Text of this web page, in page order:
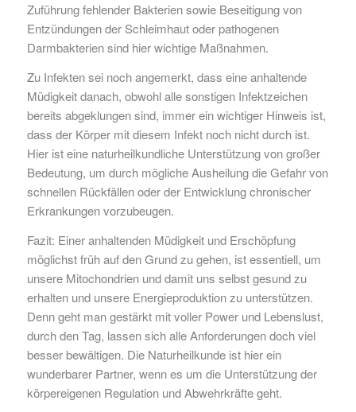
Zuführung fehlender Bakterien sowie Beseitigung von
Entzündungen der Schleimhaut oder pathogenen
Darmbakterien sind hier wichtige Maßnahmen.
Zu Infekten sei noch angemerkt, dass eine anhaltende
Müdigkeit danach, obwohl alle sonstigen Infektzeichen
bereits abgeklungen sind, immer ein wichtiger Hinweis ist,
dass der Körper mit diesem Infekt noch nicht durch ist.
Hier ist eine naturheilkundliche Unterstützung von großer
Bedeutung, um durch mögliche Ausheilung die Gefahr von
schnellen Rückfällen oder der Entwicklung chronischer
Erkrankungen vorzubeugen.
Fazit: Einer anhaltenden Müdigkeit und Erschöpfung
möglichst früh auf den Grund zu gehen, ist essentiell, um
unsere Mitochondrien und damit uns selbst gesund zu
erhalten und unsere Energieproduktion zu unterstützen.
Denn geht man gestärkt mit voller Power und Lebenslust,
durch den Tag, lassen sich alle Anforderungen doch viel
besser bewältigen. Die Naturheilkunde ist hier ein
wunderbarer Partner, wenn es um die Unterstützung der
körpereigenen Regulation und Abwehrkräfte geht.